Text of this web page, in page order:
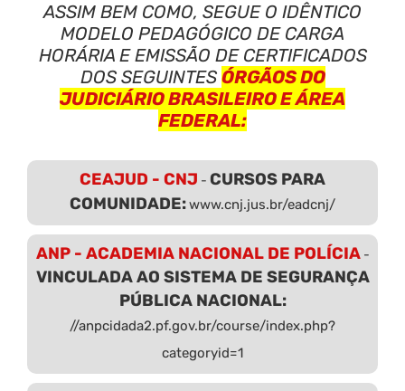
ASSIM BEM COMO, SEGUE O IDÊNTICO
MODELO PEDAGÓGICO DE CARGA
HORÁRIA E EMISSÃO DE CERTIFICADOS
DOS SEGUINTES ÓRGÃOS DO
JUDICIÁRIO BRASILEIRO E ÁREA
FEDERAL:
CEAJUD - CNJ - CURSOS PARA
COMUNIDADE:www.cnj.jus.br/eadcnj/
ANP - ACADEMIA NACIONAL DE POLÍCIA-
VINCULADA AO SISTEMA DE SEGURANÇA
PÚBLICA NACIONAL:
//anpcidada2.pf.gov.br/course/index.php?
categoryid=1